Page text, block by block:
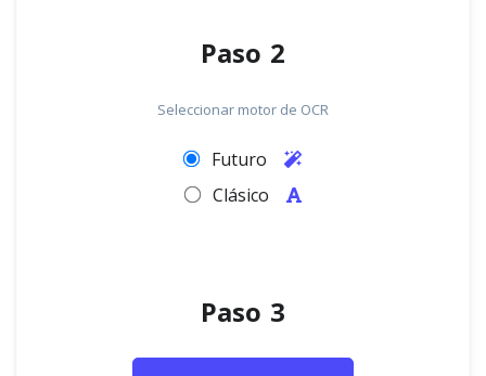
Paso 2
Seleccionar motor de OCR
Futuro
Clásico
Paso 3